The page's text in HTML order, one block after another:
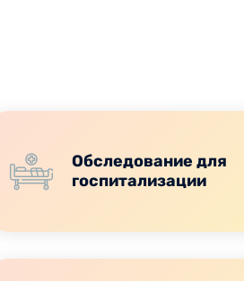
Обследование для
госпитализации